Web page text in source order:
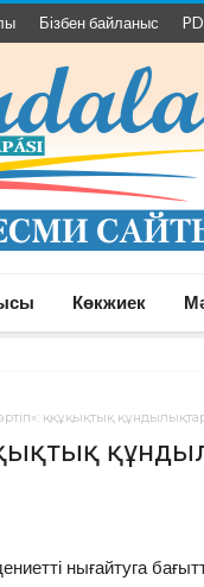
Бізбен байланыс
Көкжиек
ққұқықтық
нығайтуга